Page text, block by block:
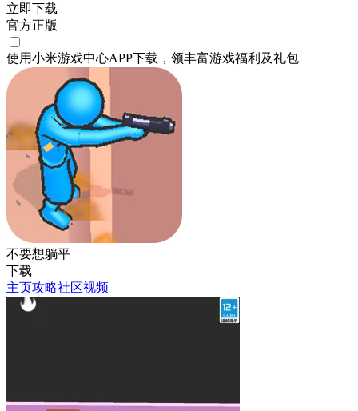
立即下载
官方正版
使用小米游戏中心APP下载 ，领丰富游戏福利 及礼包
不要想躺平
下载
主页攻略社区视频